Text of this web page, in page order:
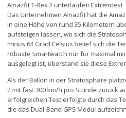
Amazfit T-Rex 2 unterlaufen Extremtest
Das Unternehmen Amazfit hat die
in eine Höhe von rund 35 Kilometern
aufsteigen lassen, wo sich die
minus 64 Grad Celsius belief sich die
robuste Smartwatch nur für maximal
ausgelegt ist, überstand sie diese
Als der Ballon in der Stratosphäre
2 mit fast 300 km/h pro Stunde zurück
erfolgreichen Test erfolgte durch das
die das Dual-Band GPS Modul